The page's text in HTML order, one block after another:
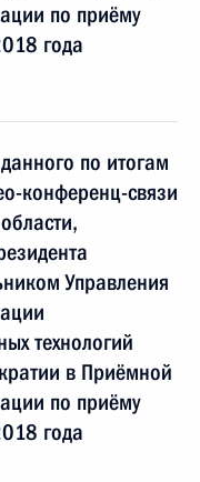
по приёму
года
по итогам
конференц-связи
Управления
технологий
в Приёмной
по приёму
года